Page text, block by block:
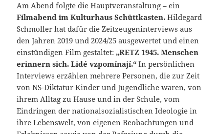
Am Abend folgte die Hauptveranstaltung – ein
Filmabend im Kulturhaus Schüttkasten. Hildegard
Schmoller hat dafür die Zeitzeugeninterviews aus
den Jahren 2019 und 2024/25 ausgewertet und einen
einstündigen Film gestaltet: „RETZ 1945. Menschen
erinnern sich. Lidé vzpomínají.“ In persönlichen
Interviews erzählen mehrere Personen, die zur Zeit
von NS-Diktatur Kinder und Jugendliche waren, von
ihrem Alltag zu Hause und in der Schule, vom
Eindringen der nationalsozialistischen Ideologie in
ihre Lebenswelt, von eigenen Beobachtungen und